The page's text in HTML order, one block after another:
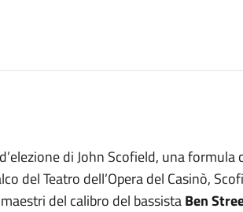
di John Scofield, una formula
del Teatro dell’Opera del Casinò,
del calibro del bassistaBen